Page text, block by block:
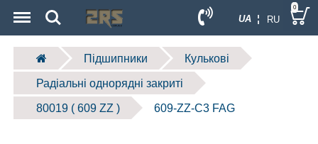
UA ¦ RU
Search 0
Підшипники Кулькові
Радіальні однорядні закриті
80019 ( 609 ZZ ) 609-ZZ-C3 FAG